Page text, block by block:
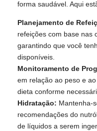
forma saudável. Aqui
Planejamento de
refeições com base nas
garantindo que você
disponíveis.
Monitoramento de
em relação ao peso e
dieta conforme
Hidratação: Mantenha-
recomendações do
de líquidos a serem